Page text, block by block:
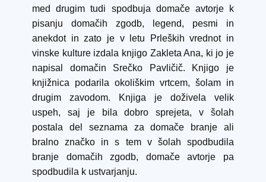
med drugim tudi spodbuja domače avtorje k
pisanju domačih zgodb, legend, pesmi in
anekdot in zato je v letu Prleških vrednot in
vinske kulture izdala knjigo Zakleta Ana, ki jo je
napisal domačin Srečko Pavličič. Knjigo je
knjižnica podarila okoliškim vrtcem, šolam in
drugim zavodom. Knjiga je doživela velik
uspeh, saj je bila dobro sprejeta, v šolah
postala del seznama za domače branje ali
bralno značko in s tem v šolah spodbudila
branje domačih zgodb, domače avtorje pa
spodbudila k ustvarjanju.